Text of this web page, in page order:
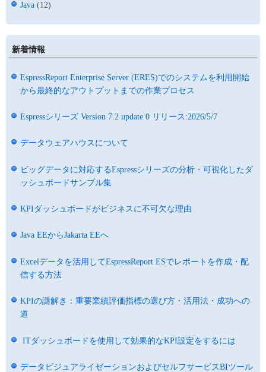
Java (12)
新着情報
EspressReport Enterprise Server (ERES)でのシステムを利用開始
から最終的なアウトプットまでの作業プロセス
Espressシリーズ Version 7.2 update 0 リリース:2026/5/7
データウェアハウスについて
ビッグデータに対応するEspressシリーズの分析・可視化したダ
ッシュボードサンプル集
KPIダッシュボードがビジネスに不可欠な理由
Java EEからJakarta EEへ
Excelデータを活用してEspressReport ESでレポートを作成・配
信する方法
KPIの謎解き：重要業績評価指標の選び方・活用法・成功への
道
ITダッシュボードを使用して効果的なKPI設定をするには
データビジュアライゼーションおよびセルフサービスBIツール